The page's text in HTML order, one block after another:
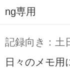
ng専用
記録向き：土
日々のメモ用